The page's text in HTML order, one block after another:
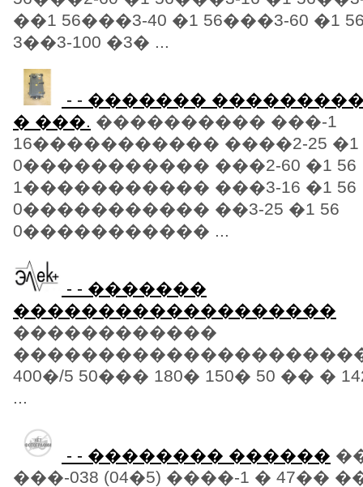
��1 56���3-40 �1 56���3-60 �1
3��3-100 �3� ...
- - �������
� ���. ���������� ���-1
16����������� ����2-25 �1
0����������� ���2-60 �1 56
1����������� ���3-16 �1 56
0����������� ��3-25 �1 56
0����������� ...
- - �������
�������������������
������������
����������������������
400�/5 50��� 180� 150� 50 �� �
...
- - �������� ������
���-038 (04�5) ����-1 � 47��